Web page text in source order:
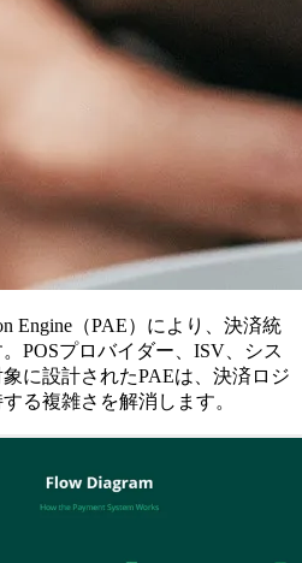
Engine（PAE）により、決済統
POSプロバイダー、ISV、シス
象に設計されたPAEは、決済ロジ
る複雑さを解消します。